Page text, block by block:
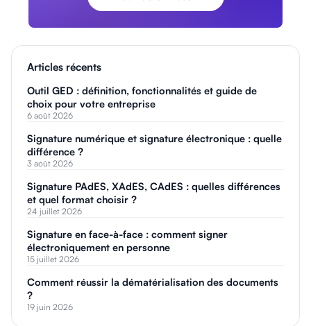
Articles récents
Outil GED : définition, fonctionnalités et guide de
choix pour votre entreprise
6 août 2026
Signature numérique et signature électronique : quelle
différence ?
3 août 2026
Signature PAdES, XAdES, CAdES : quelles différences
et quel format choisir ?
24 juillet 2026
Signature en face-à-face : comment signer
électroniquement en personne
15 juillet 2026
Comment réussir la dématérialisation des documents
?
19 juin 2026